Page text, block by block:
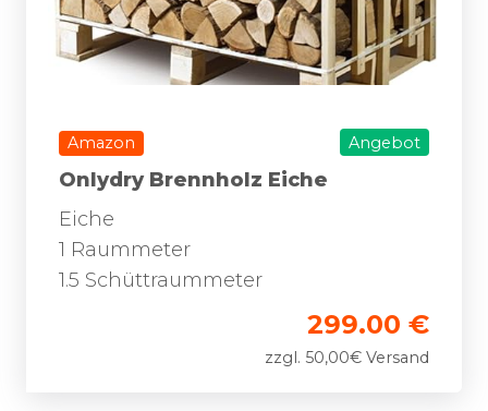
Amazon Angebot
Onlydry Brennholz Eiche
Eiche
1 Raummeter
1.5 Schüttraummeter
299.00 €
zzgl. 50,00€ Versand